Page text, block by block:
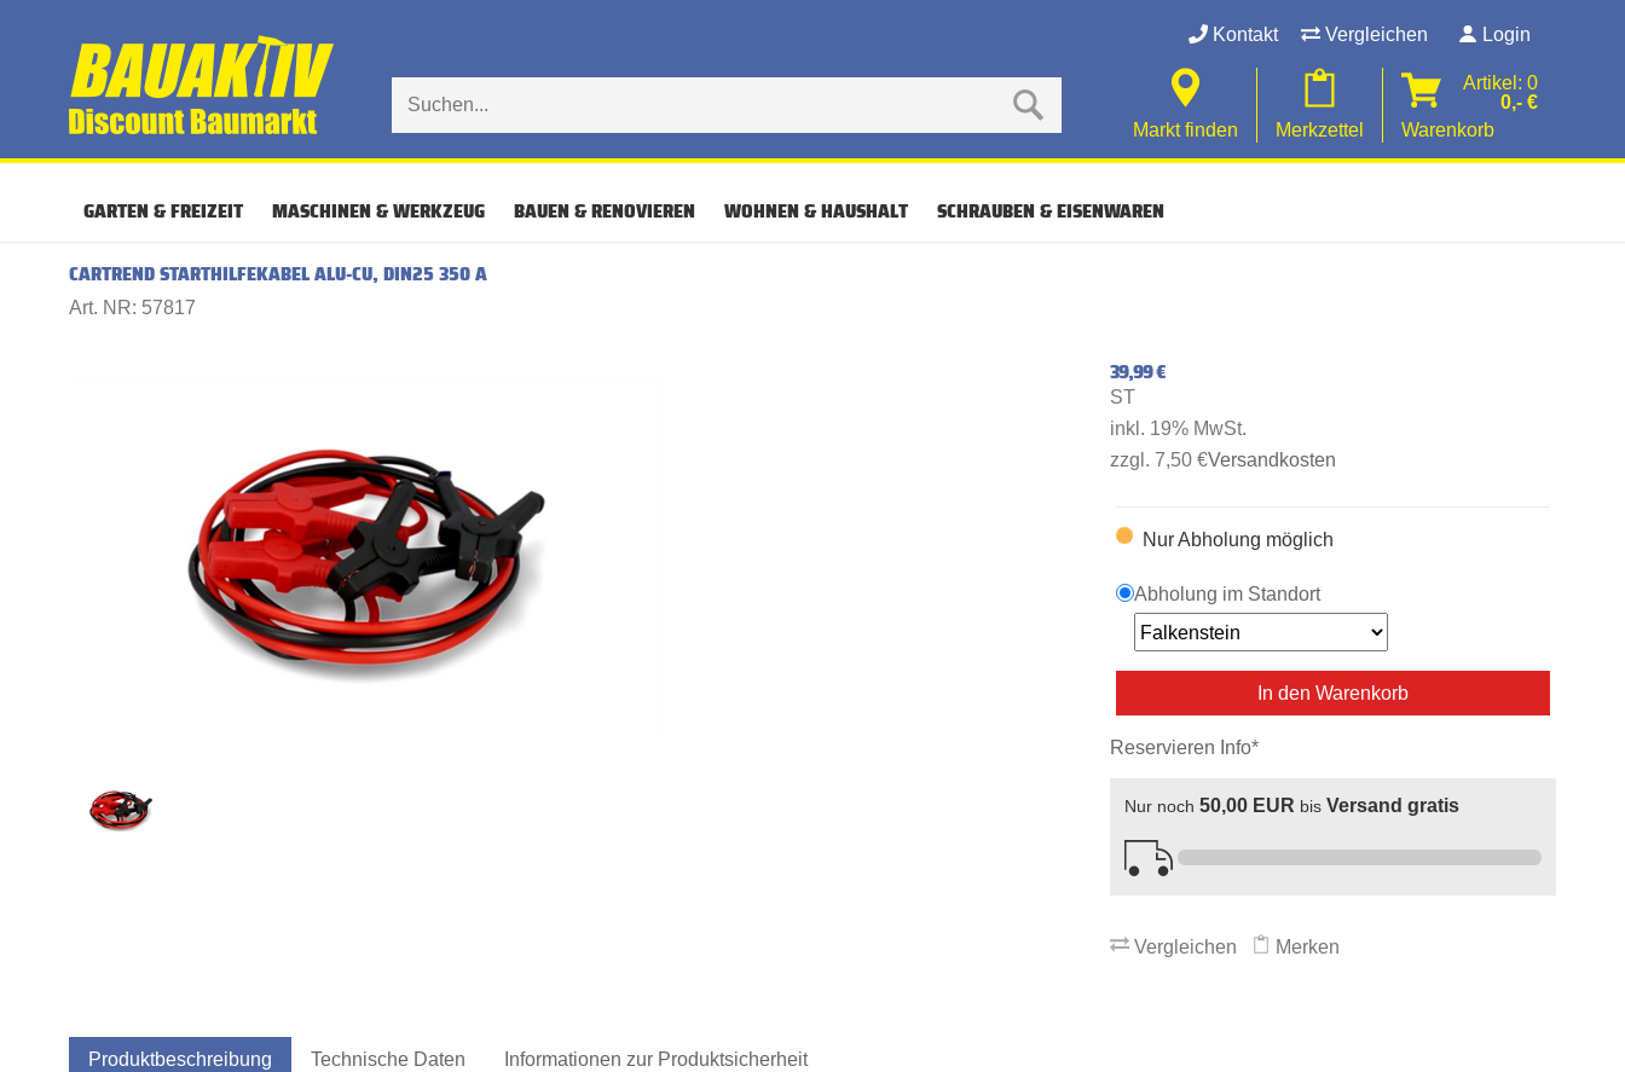
Kontakt Vergleichen Login
Markt finden Merkzettel
Artikel: 0
0,- €
Warenkorb
GARTEN & FREIZEIT MASCHINEN & WERKZEUG BAUEN & RENOVIEREN WOHNEN & HAUSHALT SCHRAUBEN & EISENWAREN
CARTREND STARTHILFEKABEL ALU-CU, DIN25 350 A
Art. NR: 57817
39,99 €
ST
inkl. 19% MwSt.
zzgl. 7,50 €Versandkosten
Nur Abholung möglich
Abholung im Standort
In den Warenkorb
Reservieren Info*
Nur noch 50,00 EUR bis Versand gratis
Vergleichen Merken
Produktbeschreibung Technische Daten Informationen zur Produktsicherheit